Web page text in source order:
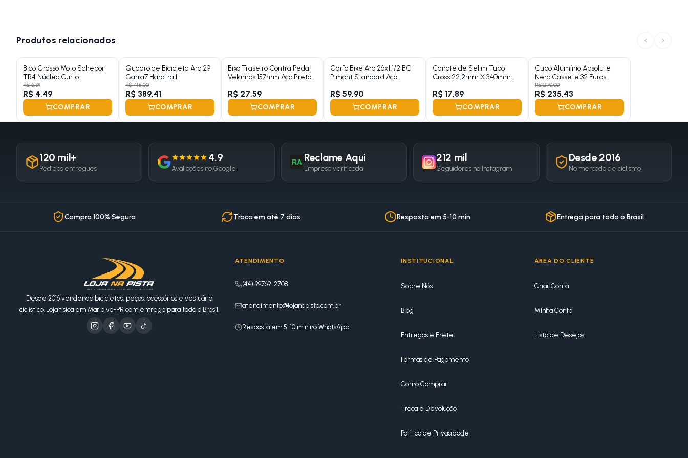
Produtos relacionados ‹ ›
Bico Grosso Moto Schebor
TR4 Núcleo Curto
R$ 6,39
R$ 4,49
COMPRAR
Quadro de Bicicleta Aro 29
Garra7 Hardtrail
R$ 415,00
R$ 389,41
COMPRAR
Eixo Traseiro Contra Pedal
Velamos 157mm Aço Preto
R$ 27,59
COMPRAR
Garfo Bike Aro 26x1.1/2 BC
Pimont Standard Aço
R$ 59,90
COMPRAR
Canote de Selim Tubo
Cross 22,2mm X 340mm
R$ 17,89
COMPRAR
Cubo Alumínio Absolute
Nero Cassete 32 Furos
Preto Rolamentado
R$ 270,00
R$ 235,43
COMPRAR
120 mil+
Pedidos entregues
4.9
Avaliações no Google
RA Reclame Aqui
Empresa verificada
212 mil
Seguidores no Instagram
Desde 2016
No mercado de ciclismo
Compra 100% Segura Troca em até 7 dias Resposta em 5-10 min Entrega para todo o Brasil
Desde 2016 vendendo bicicletas, peças, acessórios e vestuário
ciclístico. Loja física em Marialva-PR com entrega para todo o Brasil.
ATENDIMENTO
(44) 99769-2708
atendimento@lojanapista.com.br
Resposta em 5-10 min no WhatsApp
INSTITUCIONAL
Sobre Nós
Blog
Entregas e Frete
Formas de Pagamento
Como Comprar
Troca e Devolução
Política de Privacidade
ÁREA DO CLIENTE
Criar Conta
Minha Conta
Lista de Desejos